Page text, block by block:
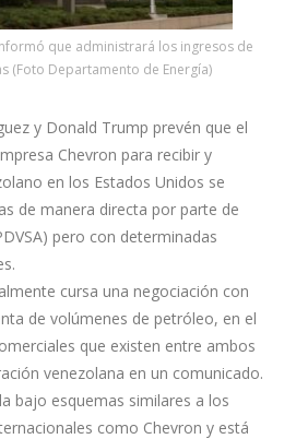
que administrará los ingresos de
(Foto Departamento de Energía)
y Donald Trump prevén que el
Chevron para recibir y
en los Estados Unidos se
de manera directa por parte de
pero con determinadas
cursa una negociación con
de volúmenes de petróleo, en el
que existen entre ambos
venezolana en un comunicado.
bajo esquemas similares a los
como Chevron y está